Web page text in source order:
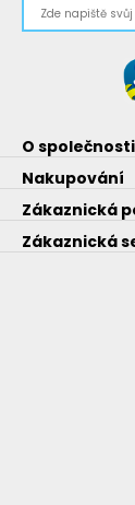
O společnosti
Nakupování
Zákaznická
Zákaznická